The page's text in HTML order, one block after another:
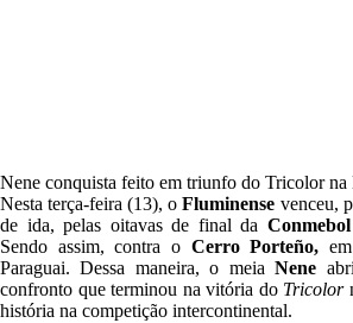
Nene conquista feito em triunfo do Tricolor na
Nesta terça-feira (13), o Fluminense venceu,
de ida, pelas oitavas de final da
Sendo assim, contra o Cerro Porteño,
Paraguai. Dessa maneira, o meiaNene
confronto que terminou na vitória do Tricolor
história na competição intercontinental.